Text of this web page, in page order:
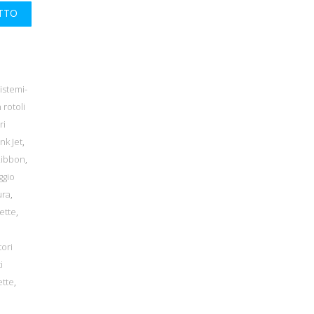
rotoli
Jet,
,
,
,
,